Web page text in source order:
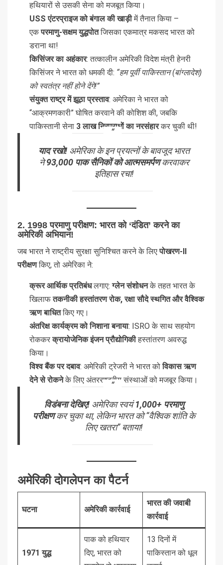
हथियारों से उसकी सेना को मजबूत किया।
USS एंटरप्राइज को बंगाल की खाड़ीमें तैनात किया –
एकपरमाणु-सक्षम युद्धपोतजिसका एकमात्र मकसद भारत को
डराना था!
किसिंजर का अहंकार: तत्कालीन अमेरिकी विदेश मंत्री हेनरी
किसिंजर ने भारत को धमकी दी: “हम पूर्वी पाकिस्तान (बांग्लादेश)
को स्वतंत्र नहीं होने देंगे!”
संयुक्त राष्ट्र में झूठा प्रस्ताव: अमेरिका ने भारत को
“आक्रमणकारी” घोषित करवाने की कोशिश की, जबकि
पाकिस्तानी सेना 3 लाख निरपराधों का नरसंहारकर चुकी थी!
याद रखो! अमेरिका के इन प्रयत्नों के बावजूद भारत
ने93,000 पाक सैनिकों को आत्मसमर्पणकरवाकर
इतिहास रचा!
2. 1998 परमाणु परीक्षण: भारत को ‘दंडित’ करने का
अमेरिकी अभियान!
जब भारत ने राष्ट्रीय सुरक्षा सुनिश्चित करने के लिएपोखरण-II
परीक्षणकिए, तो अमेरिका ने:
क्रूर आर्थिक प्रतिबंधलगाए:ग्लेन संशोधनके तहत भारत के
खिलाफतकनीकी हस्तांतरण रोक, रक्षा सौदे स्थगित और वैश्विक
ऋण बाधितकिए गए।
अंतरिक्ष कार्यक्रम को निशाना बनाया: ISRO के साथ सहयोग
रोककरक्रायोजेनिक इंजन प्रौद्योगिकीहस्तांतरण अवरुद्ध
किया।
विश्व बैंक पर दबाव: अमेरिकी ट्रेजरी ने भारत कोविकास ऋण
देने से रोकनेके लिए अंतरराष्ट्रीय संस्थाओं को मजबूर किया।
विडंबना देखिए!अमेरिका स्वयं1,000+ परमाणु
परीक्षणकर चुका था, लेकिन भारत को “वैश्विक शांति के
लिए खतरा” बताया!
अमेरिकी दोगलेपन का पैटर्न
घटना अमेरिकी कार्रवाई
भारत की जवाबी
कार्रवाई
1971 युद्ध
पाक को हथियार
दिए, भारत को
13 दिनों में
पाकिस्तान को धूल